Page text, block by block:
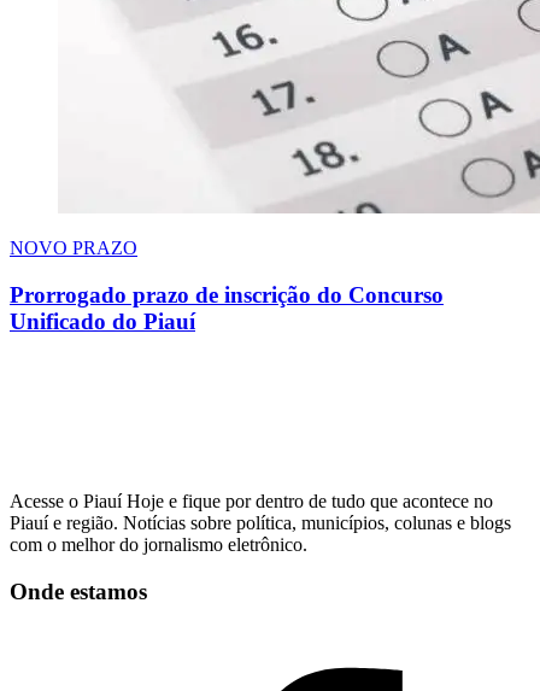
NOVO PRAZO
Prorrogado prazo de inscrição do Concurso
Unificado do Piauí
Acesse o Piauí Hoje e fique por dentro de tudo que acontece no
Piauí e região. Notícias sobre política, municípios, colunas e blogs
com o melhor do jornalismo eletrônico.
Onde estamos